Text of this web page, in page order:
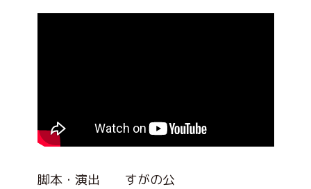
脚本・演出 すがの公